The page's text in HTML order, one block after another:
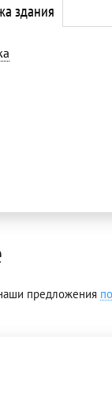
здания
предложения